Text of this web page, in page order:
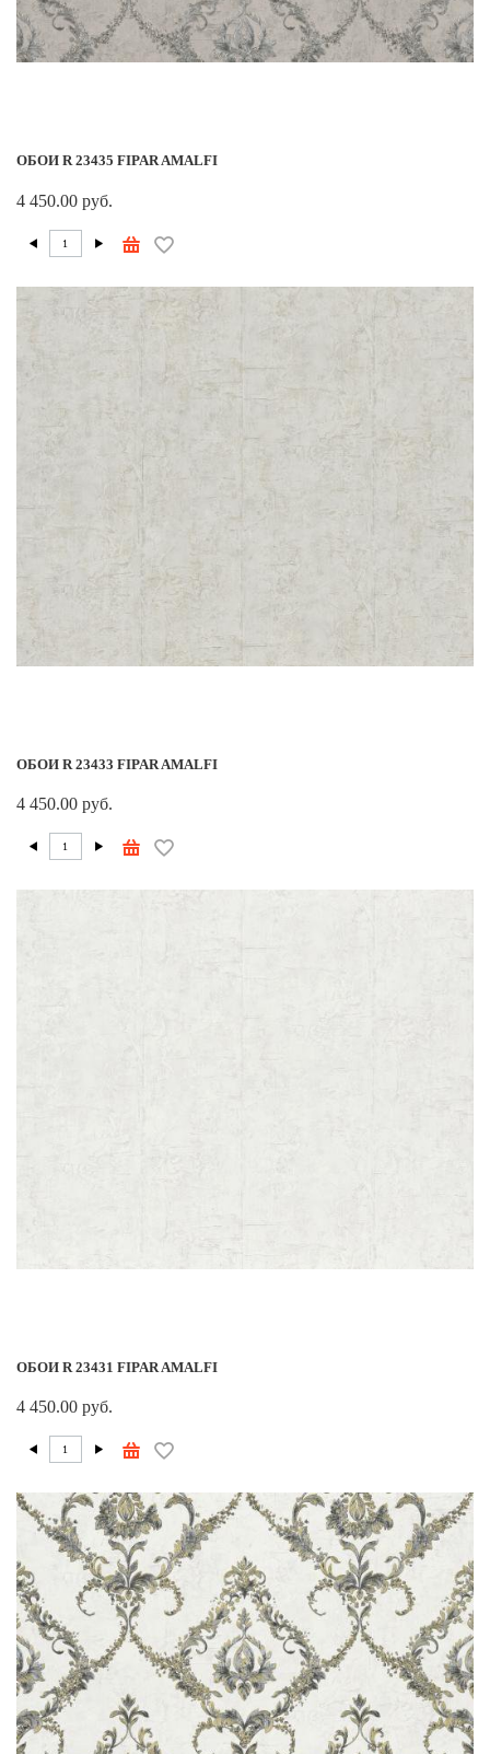
ОБОИ R 23435 FIPAR AMALFI
4 450.00 руб.
ОБОИ R 23433 FIPAR AMALFI
4 450.00 руб.
ОБОИ R 23431 FIPAR AMALFI
4 450.00 руб.